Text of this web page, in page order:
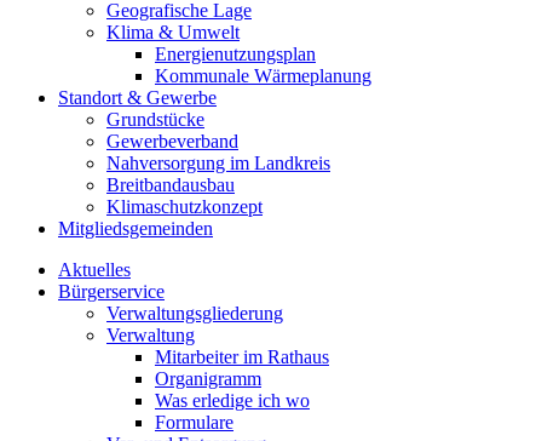
Geografische Lage
Klima & Umwelt
Energienutzungsplan
Kommunale Wärmeplanung
Standort & Gewerbe
Grundstücke
Gewerbeverband
Nahversorgung im Landkreis
Breitbandausbau
Klimaschutzkonzept
Mitgliedsgemeinden
Aktuelles
Bürgerservice
Verwaltungsgliederung
Verwaltung
Mitarbeiter im Rathaus
Organigramm
Was erledige ich wo
Formulare